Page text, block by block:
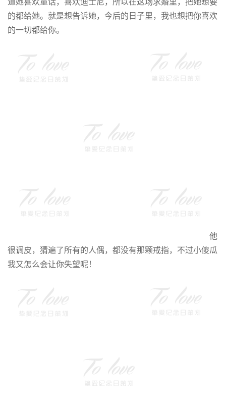
的都给她。就是想告诉她，今后的日子里，我也想把你喜欢
的一切都给你。
他
很调皮，猜遍了所有的人偶，都没有那颗戒指，不过小傻瓜
我又怎么会让你失望呢！